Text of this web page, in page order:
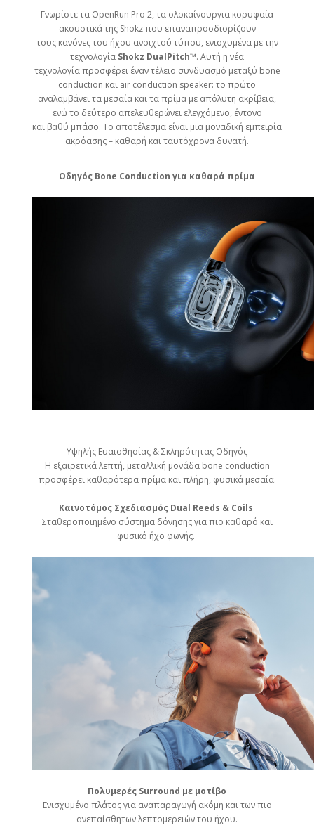
Γνωρίστε τα OpenRun Pro 2, τα ολοκαίνουργια κορυφαία
ακουστικά της Shokz που επαναπροσδιορίζουν
τους κανόνες του ήχου ανοιχτού τύπου, ενισχυμένα με την
τεχνολογία Shokz DualPitch™. Αυτή η νέα
τεχνολογία προσφέρει έναν τέλειο συνδυασμό μεταξύ bone
conduction και air conduction speaker: το πρώτο
αναλαμβάνει τα μεσαία και τα πρίμα με απόλυτη ακρίβεια,
ενώ το δεύτερο απελευθερώνει ελεγχόμενο, έντονο
και βαθύ μπάσο. Το αποτέλεσμα είναι μια μοναδική εμπειρία
ακρόασης – καθαρή και ταυτόχρονα δυνατή.
Οδηγός Bone Conduction για καθαρά πρίμα
Υψηλής Ευαισθησίας & Σκληρότητας Οδηγός
Η εξαιρετικά λεπτή, μεταλλική μονάδα bone conduction
προσφέρει καθαρότερα πρίμα και πλήρη, φυσικά μεσαία.
Καινοτόμος Σχεδιασμός Dual Reeds & Coils
Σταθεροποιημένο σύστημα δόνησης για πιο καθαρό και
φυσικό ήχο φωνής.
Πολυμερές Surround με μοτίβο
Ενισχυμένο πλάτος για αναπαραγωγή ακόμη και των πιο
ανεπαίσθητων λεπτομερειών του ήχου.